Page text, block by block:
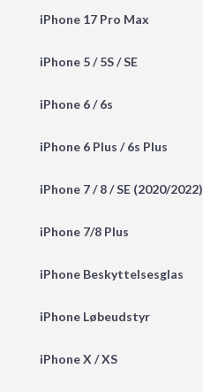
iPhone 17 Pro Max
iPhone 5 / 5S / SE
iPhone 6 / 6s
iPhone 6 Plus / 6s Plus
iPhone 7 / 8 / SE (2020/2022)
iPhone 7/8 Plus
iPhone Beskyttelsesglas
iPhone Løbeudstyr
iPhone X / XS